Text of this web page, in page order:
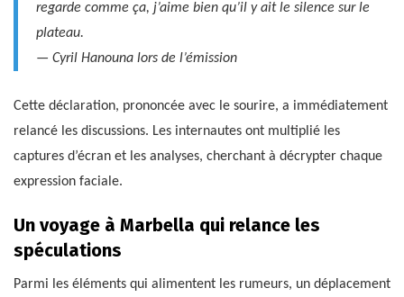
regarde comme ça, j’aime bien qu’il y ait le silence sur le
plateau.
— Cyril Hanouna lors de l’émission
Cette déclaration, prononcée avec le sourire, a immédiatement
relancé les discussions. Les internautes ont multiplié les
captures d’écran et les analyses, cherchant à décrypter chaque
expression faciale.
Un voyage à Marbella qui relance les
spéculations
Parmi les éléments qui alimentent les rumeurs, un déplacement